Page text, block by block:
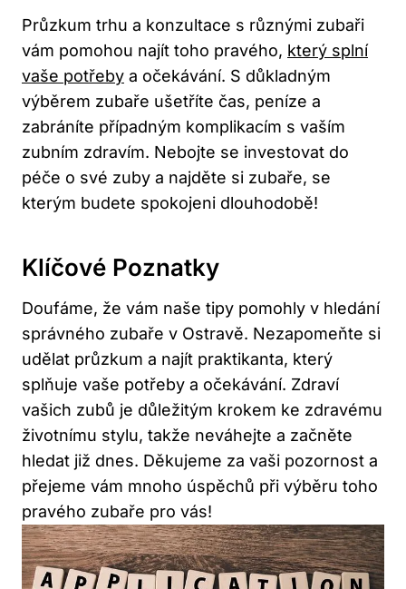
Průzkum trhu a konzultace s různými zubaři
vám pomohou najít toho pravého, který splní
vaše potřeby a očekávání. S důkladným
výběrem zubaře ušetříte čas, peníze a
zabráníte případným komplikacím s vaším
zubním zdravím. Nebojte se investovat do
péče o své zuby a najděte si zubaře, se
kterým budete spokojeni dlouhodobě!
Klíčové Poznatky
Doufáme, že vám naše tipy pomohly v hledání
správného zubaře v Ostravě. Nezapomeňte si
udělat průzkum a najít praktikanta, který
splňuje vaše potřeby a očekávání. Zdraví
vašich zubů je důležitým krokem ke zdravému
životnímu stylu, takže neváhejte a začněte
hledat již dnes. Děkujeme za vaši pozornost a
přejeme vám mnoho úspěchů při výběru toho
pravého zubaře pro vás!